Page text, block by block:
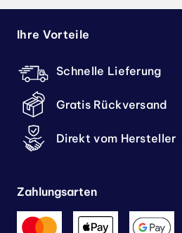
Ihre Vorteile
Schnelle Lieferung
Gratis Rückversand
Direkt vom Hersteller
Zahlungsarten